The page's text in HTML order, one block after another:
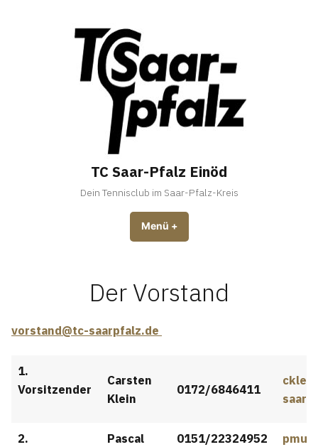
TC Saar-Pfalz Einöd
Dein Tennisclub im Saar-Pfalz-Kreis
Menü +aufgeklappt
zugeklappt
Der Vorstand
vorstand@tc-saarpfalz.de
1.
Vorsitzender
Carsten
Klein
0172/6846411
2.
Pascal
0151/22324952